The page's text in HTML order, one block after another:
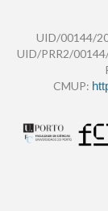
UID/00144/
UID/PRR2/
CMUP: